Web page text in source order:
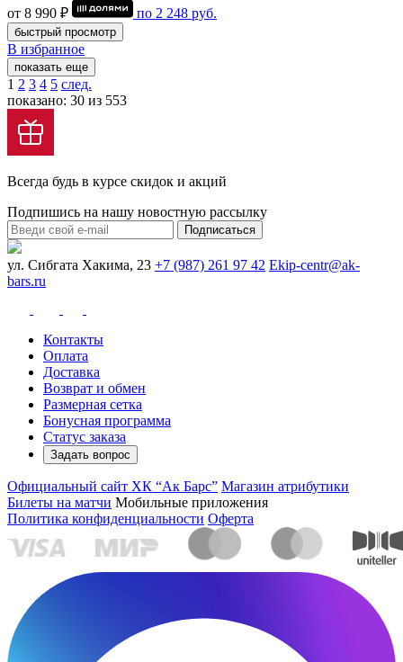
от 8 990 ₽
по 2 248 руб.
быстрый просмотр
В избранное
показать еще
1 2 3 4 5 след.
показано: 30 из 553
Всегда будь в курсе скидок и акций
Подпишись на нашу новостную рассылку
Подписаться
ул. Сибгата Хакима, 23 +7 (987) 261 97 42 Ekip-centr@ak-
bars.ru
Контакты
Оплата
Доставка
Возврат и обмен
Размерная сетка
Бонусная программа
Статус заказа
Задать вопрос
Официальный сайт ХК “Ак Барс” Магазин атрибутики
Билеты на матчи Мобильные приложения
Политика конфиденциальности Оферта